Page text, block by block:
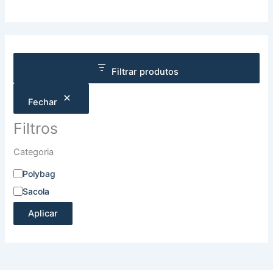
Filtrar produtos
Fechar
Filtros
Categoria
Polybag
Sacola
Aplicar